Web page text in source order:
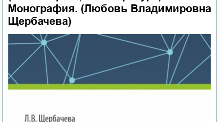
Монография. (Любовь Владимировна
Щербачева)